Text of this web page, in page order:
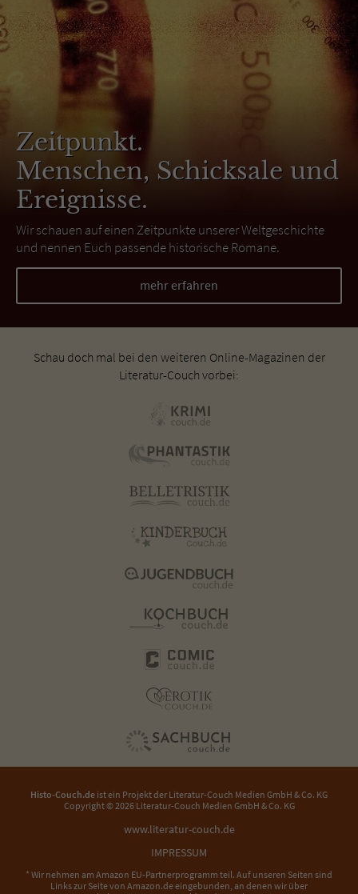
Zeitpunkt.
Menschen, Schicksale und
Ereignisse.
Wir schauen auf einen Zeitpunkte unserer Weltgeschichte
und nennen Euch passende historische Romane.
mehr erfahren
Schau doch mal bei den weiteren Online-Magazinen der
Literatur-Couch vorbei:
Histo-Couch.de ist ein Projekt der Literatur-Couch Medien GmbH & Co. KG
Copyright © 2026 Literatur-Couch Medien GmbH & Co. KG
www.literatur-couch.de
IMPRESSUM
* Wir nehmen am Amazon EU-Partnerprogramm teil. Auf unseren Seiten sind
Links zur Seite von Amazon.de eingebunden, an denen wir über